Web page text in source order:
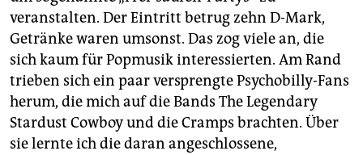
veranstalten. Der Eintritt betrug zehn D-Mark,
Getränke waren umsonst. Das zog viele an, die
sich kaum für Popmusik interessierten. Am Rand
trieben sich ein paar versprengte Psychobilly-Fans
herum, die mich auf die Bands The Legendary
Stardust Cowboy und die Cramps brachten. Über
sie lernte ich die daran angeschlossene,